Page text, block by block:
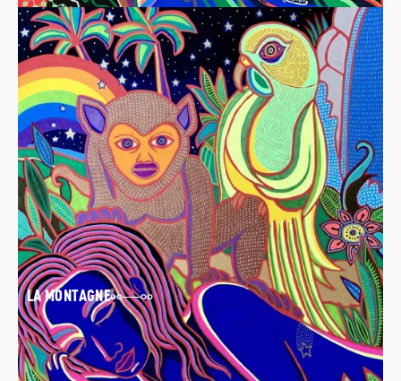
LA MONTAGNE00 00
PORTRAIT BLEU